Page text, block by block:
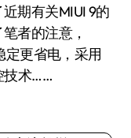
期有关MIUI 9的
者的注意，
定更省电，采用
技术……